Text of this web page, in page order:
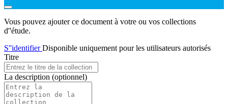
Vous pouvez ajouter ce document à votre ou vos collections
d''étude.
S''identifierDisponible uniquement pour les utilisateurs autorisés
Titre
La description (optionnel)